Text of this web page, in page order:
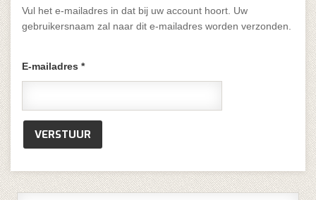
Vul het e-mailadres in dat bij uw account hoort. Uw
gebruikersnaam zal naar dit e-mailadres worden verzonden.
E-mailadres *
VERSTUUR
Gebruikersnaam vergeten?